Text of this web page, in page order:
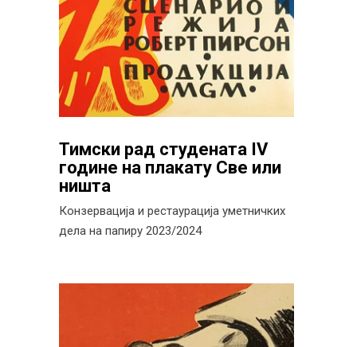
Тимски рад студената IV
године на плакату Све или
ништа
Конзервација и рестаурација уметничких
дела на папиру 2023/2024